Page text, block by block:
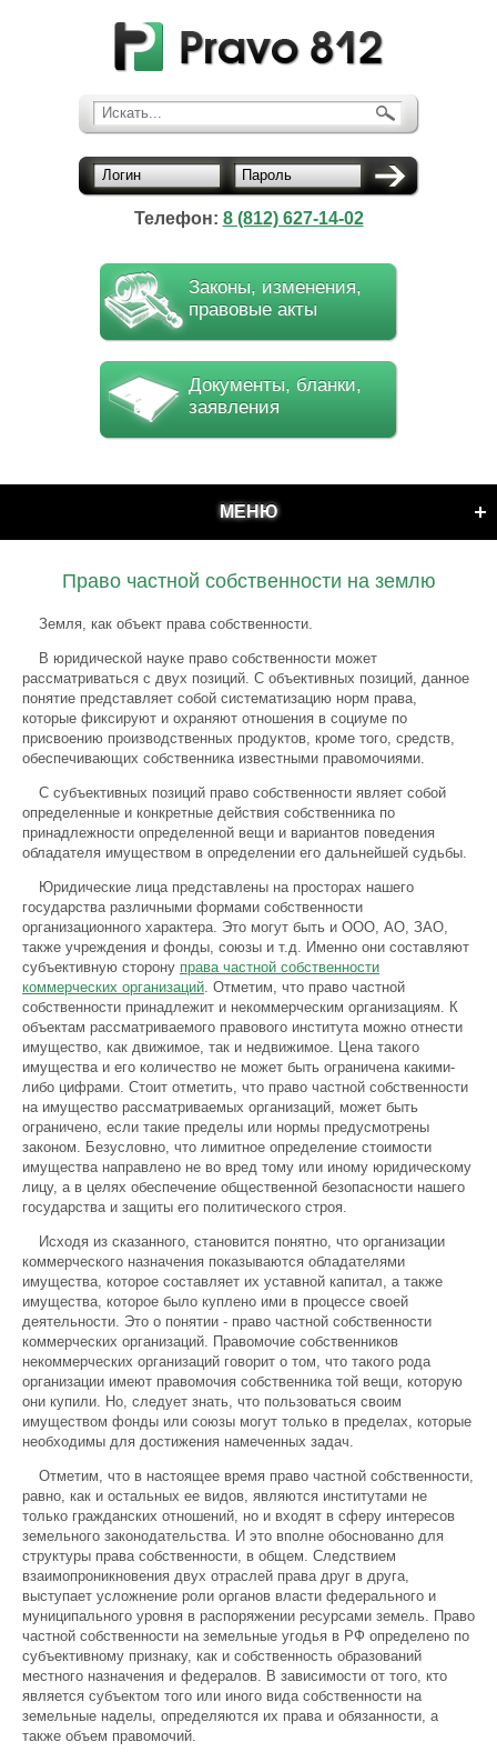
Искать...
Логин Пароль
Телефон: 8 (812) 627-14-02
Законы, изменения,
правовые акты
Документы, бланки,
заявления
МЕНЮ
Право частной собственности на землю
Земля, как объект права собственности.
В юридической науке право собственности может
рассматриваться с двух позиций. С объективных позиций, данное
понятие представляет собой систематизацию норм права,
которые фиксируют и охраняют отношения в социуме по
присвоению производственных продуктов, кроме того, средств,
обеспечивающих собственника известными правомочиями.
С субъективных позиций право собственности являет собой
определенные и конкретные действия собственника по
принадлежности определенной вещи и вариантов поведения
обладателя имуществом в определении его дальнейшей судьбы.
Юридические лица представлены на просторах нашего
государства различными формами собственности
организационного характера. Это могут быть и ООО, АО, ЗАО,
также учреждения и фонды, союзы и т.д. Именно они составляют
субъективную сторону права частной собственности
коммерческих организаций. Отметим, что право частной
собственности принадлежит и некоммерческим организациям. К
объектам рассматриваемого правового института можно отнести
имущество, как движимое, так и недвижимое. Цена такого
имущества и его количество не может быть ограничена какими-
либо цифрами. Стоит отметить, что право частной собственности
на имущество рассматриваемых организаций, может быть
ограничено, если такие пределы или нормы предусмотрены
законом. Безусловно, что лимитное определение стоимости
имущества направлено не во вред тому или иному юридическому
лицу, а в целях обеспечение общественной безопасности нашего
государства и защиты его политического строя.
Исходя из сказанного, становится понятно, что организации
коммерческого назначения показываются обладателями
имущества, которое составляет их уставной капитал, а также
имущества, которое было куплено ими в процессе своей
деятельности. Это о понятии - право частной собственности
коммерческих организаций. Правомочие собственников
некоммерческих организаций говорит о том, что такого рода
организации имеют правомочия собственника той вещи, которую
они купили. Но, следует знать, что пользоваться своим
имуществом фонды или союзы могут только в пределах, которые
необходимы для достижения намеченных задач.
Отметим, что в настоящее время право частной собственности,
равно, как и остальных ее видов, являются институтами не
только гражданских отношений, но и входят в сферу интересов
земельного законодательства. И это вполне обоснованно для
структуры права собственности, в общем. Следствием
взаимопроникновения двух отраслей права друг в друга,
выступает усложнение роли органов власти федерального и
муниципального уровня в распоряжении ресурсами земель. Право
частной собственности на земельные угодья в РФ определено по
субъективному признаку, как и собственность образований
местного назначения и федералов. В зависимости от того, кто
является субъектом того или иного вида собственности на
земельные наделы, определяются их права и обязанности, а
также объем правомочий.